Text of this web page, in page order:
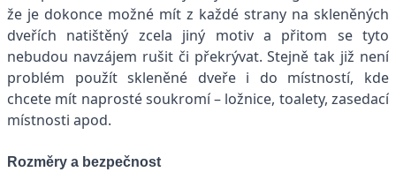
že je dokonce možné mít z každé strany na skleněných
dveřích natištěný zcela jiný motiv a přitom se tyto
nebudou navzájem rušit či překrývat. Stejně tak již není
problém použít skleněné dveře i do místností, kde
chcete mít naprosté soukromí – ložnice, toalety, zasedací
místnosti apod.
Rozměry a bezpečnost